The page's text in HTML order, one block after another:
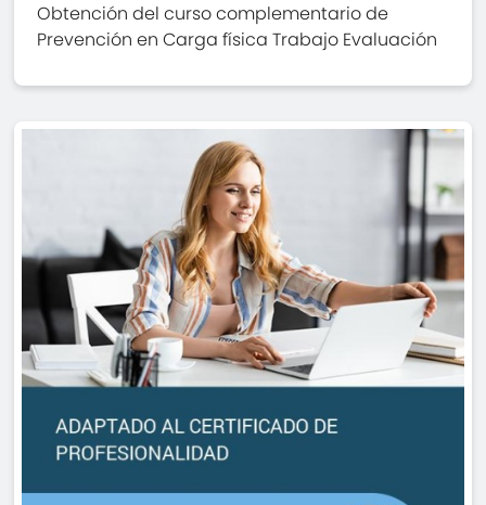
Obtención del curso complementario de
Prevención en Carga física Trabajo Evaluación